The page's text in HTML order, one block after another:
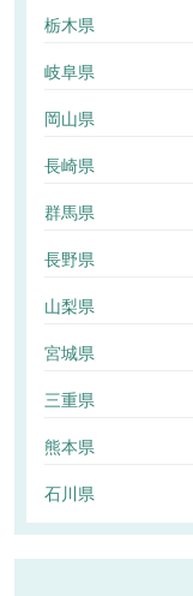
栃木県
岐阜県
岡山県
長崎県
群馬県
長野県
山梨県
宮城県
三重県
熊本県
石川県